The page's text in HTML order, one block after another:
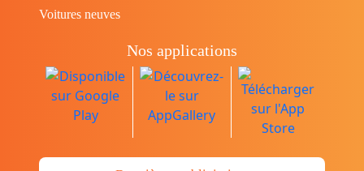
Voitures neuves
Nos applications